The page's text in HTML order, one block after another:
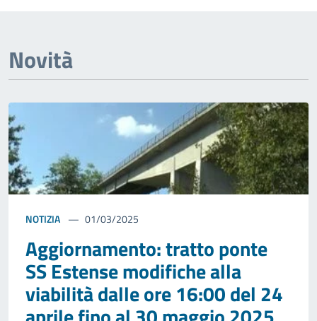
Novità
NOTIZIA 01/03/2025
Aggiornamento: tratto ponte
SS Estense modifiche alla
viabilità dalle ore 16:00 del 24